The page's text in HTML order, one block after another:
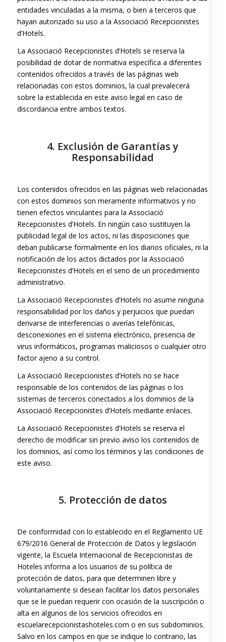
entidades vinculadas a la misma, o bien a terceros que
hayan autorizado su uso a la Associació Recepcionistes
d’Hotels.
La Associació Recepcionistes d’Hotels se reserva la
posibilidad de dotar de normativa específica a diferentes
contenidos ofrecidos a través de las páginas web
relacionadas con estos dominios, la cual prevalecerá
sobre la establecida en este aviso legal en caso de
discordancia entre ambos textos.
4. Exclusión de Garantías y
Responsabilidad
Los contenidos ofrecidos en las páginas web relacionadas
con estos dominios son meramente informativos y no
tienen efectos vinculantes para la Associació
Recepcionistes d’Hotels. En ningún caso sustituyen la
publicidad legal de los actos, ni las disposiciones que
deban publicarse formalmente en los diarios oficiales, ni la
notificación de los actos dictados por la Associació
Recepcionistes d’Hotels en el seno de un procedimiento
administrativo.
La Associació Recepcionistes d’Hotels no asume ninguna
responsabilidad por los daños y perjuicios que puedan
derivarse de interferencias o averías telefónicas,
desconexiones en el sistema electrónico, presencia de
virus informáticos, programas maliciosos o cualquier otro
factor ajeno a su control.
La Associació Recepcionistes d’Hotels no se hace
responsable de los contenidos de las páginas o los
sistemas de terceros conectados a los dominios de la
Associació Recepcionistes d’Hotels mediante enlaces.
La Associació Recepcionistes d’Hotels se reserva el
derecho de modificar sin previo aviso los contenidos de
los dominios, así como los términos y las condiciones de
este aviso.
5. Protección de datos
De conformidad con lo establecido en el Reglamento UE
679/2016 General de Protección de Datos y legislación
vigente, la Escuela Internacional de Recepcionistas de
Hoteles informa a los usuarios de su política de
protección de datos, para que determinen libre y
voluntariamente si desean facilitar los datos personales
que se le puedan requerir con ocasión de la suscripción o
alta en algunos de los servicios ofrecidos en
escuelarecepcionistashoteles.com o en sus subdominios.
Salvo en los campos en que se indique lo contrario, las